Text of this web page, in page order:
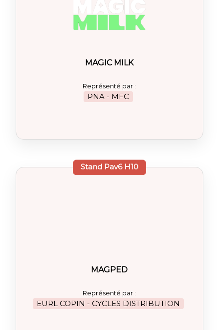
MAGIC MILK
Représenté par :
PNA - MFC
StandPav6 H10
MAGPED
Représenté par :
EURL COPIN - CYCLES DISTRIBUTION